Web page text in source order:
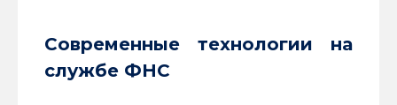
Современные технологии на
службе ФНС